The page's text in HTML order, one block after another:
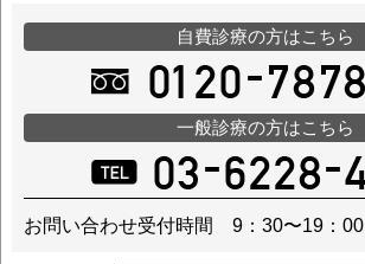
自費診療の方はこちら
一般診療の方はこちら
お問い合わせ受付時間 9：30〜19：00